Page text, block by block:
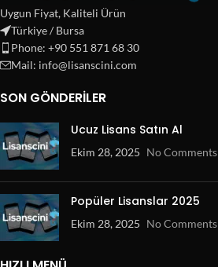
Uygun Fiyat, Kaliteli Ürün
Türkiye / Bursa
Phone: +90 551 871 68 30
Mail: info@lisanscini.com
SON GÖNDERILER
Ucuz Lisans Satın Al
Ekim 28, 2025 No Comments
Popüler Lisanslar 2025
Ekim 28, 2025 No Comments